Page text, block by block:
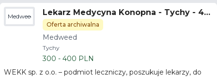
Medweed
Lekarz Medycyna Konopna - Tychy - 40
0zł brutto/h
Oferta archiwalna
Medweed
Tychy
300 - 400 PLN
WEKK sp. z o.o. – podmiot leczniczy, poszukuje lekarzy, do